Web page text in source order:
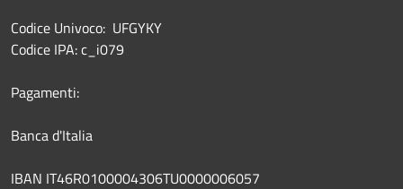
Codice Univoco: UFGYKY
Codice IPA: c_i079
Pagamenti:
Banca d'Italia
IBAN IT46R0100004306TU0000006057